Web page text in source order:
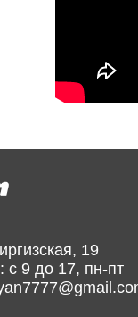
19
с 9 до 17, пн-пт